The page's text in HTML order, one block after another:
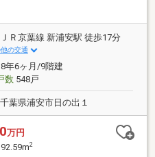
ＪＲ京葉線 新浦安駅 徒歩17分
の交通
年6ヶ月/9階建
数548戸
千葉県浦安市日の出１
万円
2